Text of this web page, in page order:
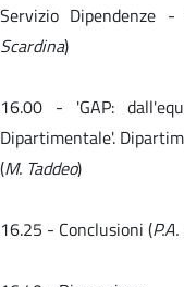
Servizio Dipendenze
Scardina)
16.00 - 'GAP:
Dipartimentale'.
(M. Taddeo)
16.25 - Conclusioni (